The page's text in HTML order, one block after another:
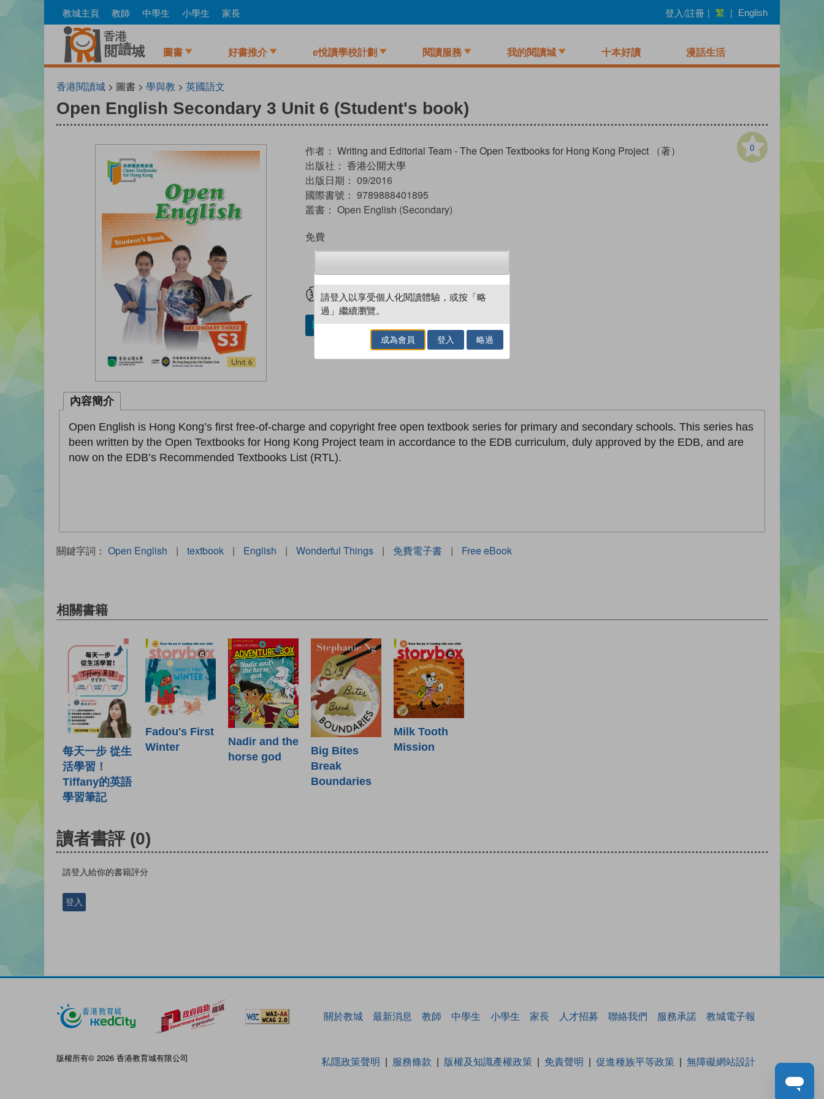
to
教城主頁 教師 中學生 小學生 家長 登入/註冊 | 繁 | English
圖書 好書推介 e悅讀學校計劃 閱讀服務 我的閱讀城 十本好讀 漫話生活
香港閱讀城 > 圖書 > 學與教 > 英國語文
Open English Secondary 3 Unit 6 (Student's book)
0
作者： Writing and Editorial Team - The Open Textbooks for Hong Kong Project （著）
出版社： 香港公開大學
出版日期： 09/2016
國際書號： 9789888401895
叢書： Open English (Secondary)
免費
試閲 加入閱讀紀錄
加入／閱讀電子書
內容簡介
Open English is Hong Kong’s first free-of-charge and copyright free open textbook series for primary and secondary schools. This series has
been written by the Open Textbooks for Hong Kong Project team in accordance to the EDB curriculum, duly approved by the EDB, and are
now on the EDB’s Recommended Textbooks List (RTL).
關鍵字詞： Open English | textbook | English | Wonderful Things | 免費電子書 | Free eBook
相關書籍
每天一步 從生
活學習！
Tiffany的英語
學習筆記
Fadou's First
Winter
Nadir and the
horse god
Big Bites
Break
Boundaries
Milk Tooth
Mission
讀者書評 (0)
請登入給你的書籍評分
登入
關於教城 最新消息 教師 中學生 小學生 家長 人才招募 聯絡我們 服務承諾 教城電子報
版權所有© 2026 香港教育城有限公司 私隱政策聲明 服務條款 版權及知識產權政策 免責聲明 促進種族平等政策 無障礙網站設計
請登入以享受個人化閱讀體驗，或按「略
過」繼續瀏覽。
成為會員 登入 略過